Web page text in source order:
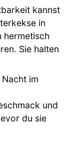
kannst
in
hermetisch
Sie halten
im
und
du sie